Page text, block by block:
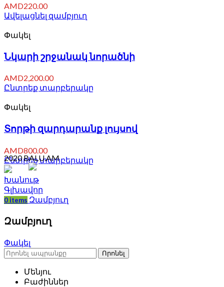
AMD220.00
Ավելացնել զամբյուղ
Փակել
Նկարի շրջանակ նորածնի
AMD2,200.00
Ընտրեք տարբերակը
Փակել
Տորթի զարդարանք լույսով
AMD800.00
Ընտրեք տարբերակը
2020 BALU.AM
Խանութ
Գլխավոր
0 items Զամբյուղ
Զամբյուղ
Փակել
Որոնել
Մենյու
Բաժիններ